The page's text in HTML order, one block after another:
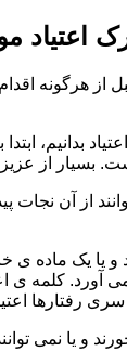
هرگونه
ابتدا
بسیار از
از آن نجات
و یا یک ماده
آورد. کلمه ی
رفتارها
و یا نمی